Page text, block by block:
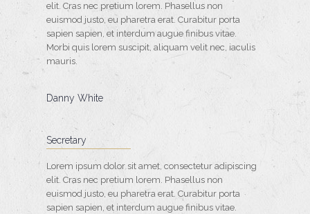
elit. Cras nec pretium lorem. Phasellus non
euismod justo, eu pharetra erat. Curabitur porta
sapien sapien, et interdum augue finibus vitae.
Morbi quis lorem suscipit, aliquam velit nec, iaculis
mauris.
Danny White
Secretary
Lorem ipsum dolor sit amet, consectetur adipiscing
elit. Cras nec pretium lorem. Phasellus non
euismod justo, eu pharetra erat. Curabitur porta
sapien sapien, et interdum augue finibus vitae.